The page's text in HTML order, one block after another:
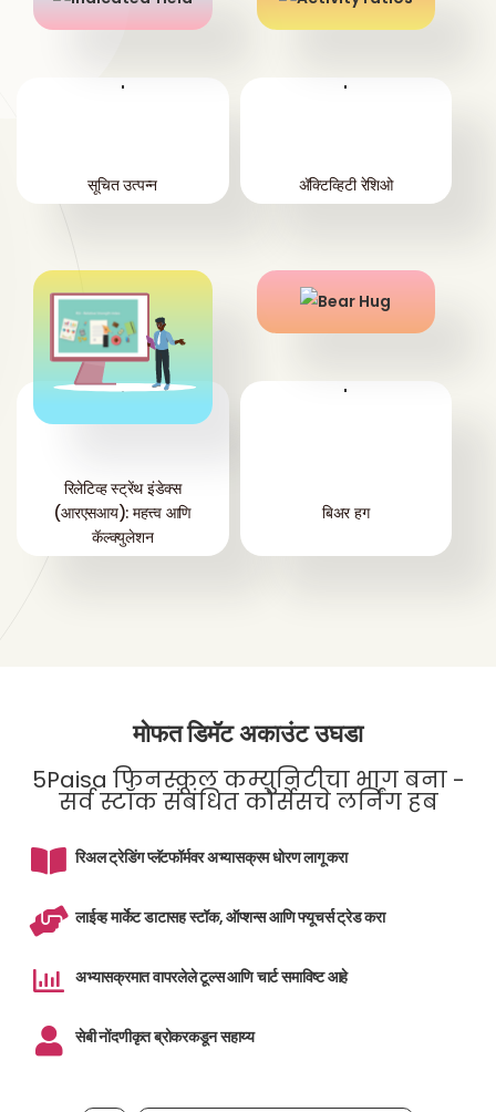
'
सूचित उत्पन्न
'
ॲक्टिव्हिटी रेशिओ
'
रिलेटिव्ह स्ट्रेंथ इंडेक्स
(आरएसआय): महत्त्व आणि
कॅल्क्युलेशन
'
बिअर हग
मोफत डिमॅट अकाउंट उघडा
5Paisa फिनस्कूल कम्युनिटीचा भाग बना -
सर्व स्टॉक संबंधित कोर्सेसचे लर्निंग हब
रिअल ट्रेडिंग प्लॅटफॉर्मवर अभ्यासक्रम धोरण लागू करा
लाईव्ह मार्केट डाटासह स्टॉक, ऑप्शन्स आणि फ्यूचर्स ट्रेड करा
अभ्यासक्रमात वापरलेले टूल्स आणि चार्ट समाविष्ट आहे
सेबी नोंदणीकृत ब्रोकरकडून सहाय्य